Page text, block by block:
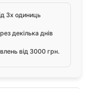
3х одиниць
декілька днів
від 3000 грн.